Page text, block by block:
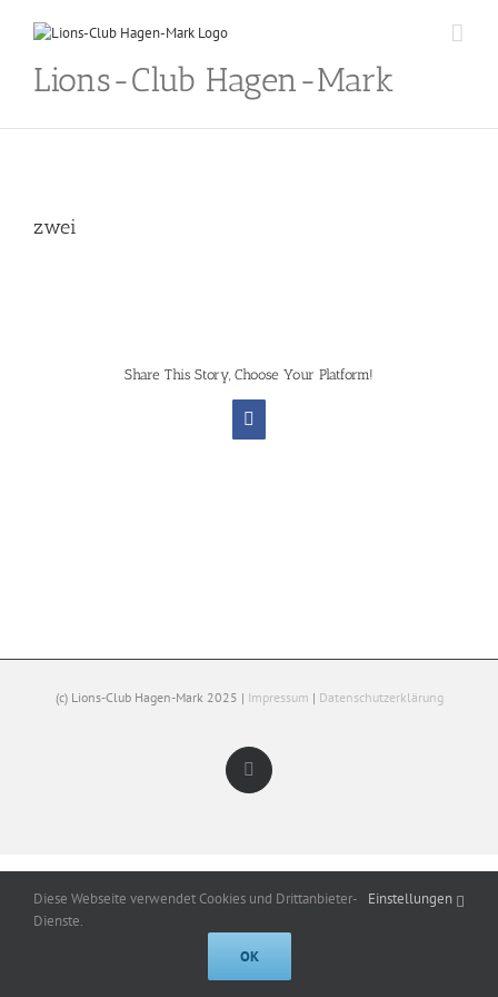
Lions-Club Hagen-Mark
zwei
Share This Story, Choose Your Platform!
Facebook
(c) Lions-Club Hagen-Mark 2025 | Impressum | Datenschutzerklärung
Facebook
Diese Webseite verwendet Cookies und Drittanbieter-
Dienste.
Einstellungen
OK
Cookies help us deliver our services. By using our services, you agree to
our use of cookies.
Got it